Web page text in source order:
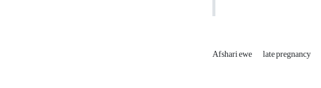
Afshari ewe late pregnancy